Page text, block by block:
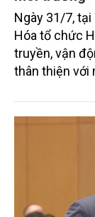
Ngày 31/7, tại
Hóa tổ chức
truyền, vận
thân thiện với
trình thu hút
từ các cơ
doanh
tiếp triển